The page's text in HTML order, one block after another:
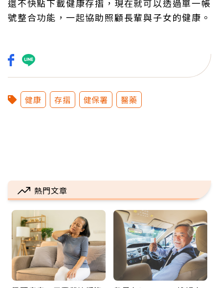
還不快點下載健康存摺，現在就可以透過單一帳
號整合功能，一起協助照顧長輩與子女的健康。
健康 存摺 健保署 醫藥
熱門文章